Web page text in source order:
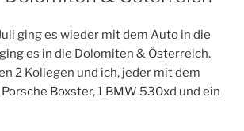
ging es wieder mit dem Auto in die
es in die Dolomiten & Österreich.
2 Kollegen und ich, jeder mit dem
Boxster, 1 BMW 530xd und ein